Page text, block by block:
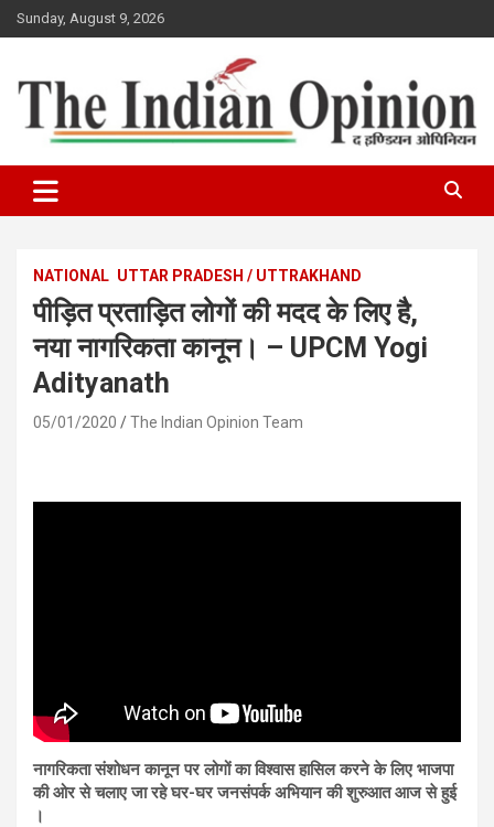
Skip
to
Sunday, August 9, 2026
Indian Opinion News
NATIONAL UTTAR PRADESH / UTTRAKHAND
पीड़ित प्रताड़ित लोगों की मदद के लिए है,
नया नागरिकता कानून। – UPCM Yogi
Adityanath
05/01/2020 The Indian Opinion Team
नागरिकता संशोधन कानून पर लोगों का विश्वास हासिल करने के लिए भाजपा
की ओर से चलाए जा रहे घर-घर जनसंपर्क अभियान की शुरुआत आज से हुई
।